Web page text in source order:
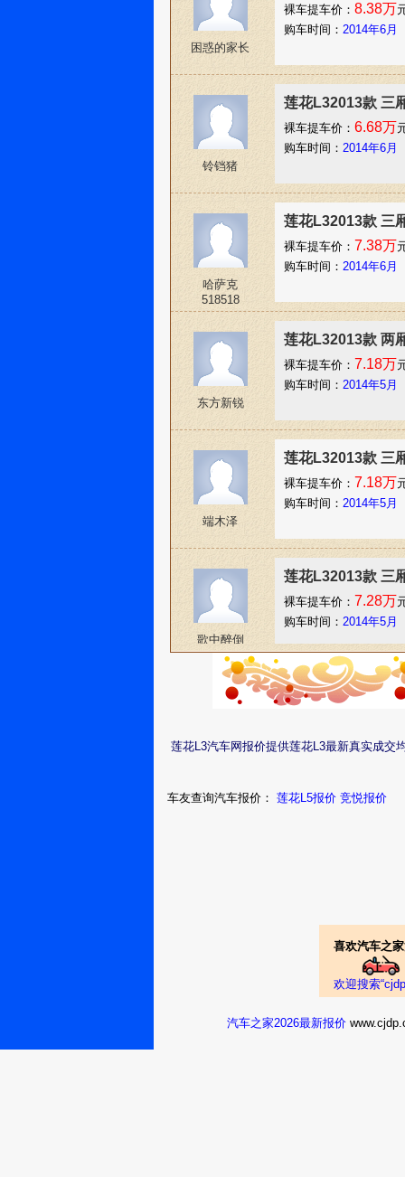
困惑的家长
裸车提车价： 8.38万
购车时间： 2014年6月
铃铛猪
莲花L32013款 三
裸车提车价： 6.68万
购车时间： 2014年6月
哈萨克
518518
莲花L32013款 三
裸车提车价： 7.38万
购车时间： 2014年6月
东方新锐
莲花L32013款 两
裸车提车价： 7.18万
购车时间： 2014年5月
端木泽
莲花L32013款 三
裸车提车价： 7.18万
购车时间： 2014年5月
歌中醉倒
莲花L32013款 三
裸车提车价： 7.28万
购车时间： 2014年5月
莲花L32013款 两
购车时间：2014年5月
6.4万元
购车时间： 2014年4月
莲花L3汽车网报价提供莲花L3最新真实成交
车友查询汽车报价： 莲花L5报价 竞悦报价
喜欢汽车之
欢迎搜索
汽车之家2026最新报价